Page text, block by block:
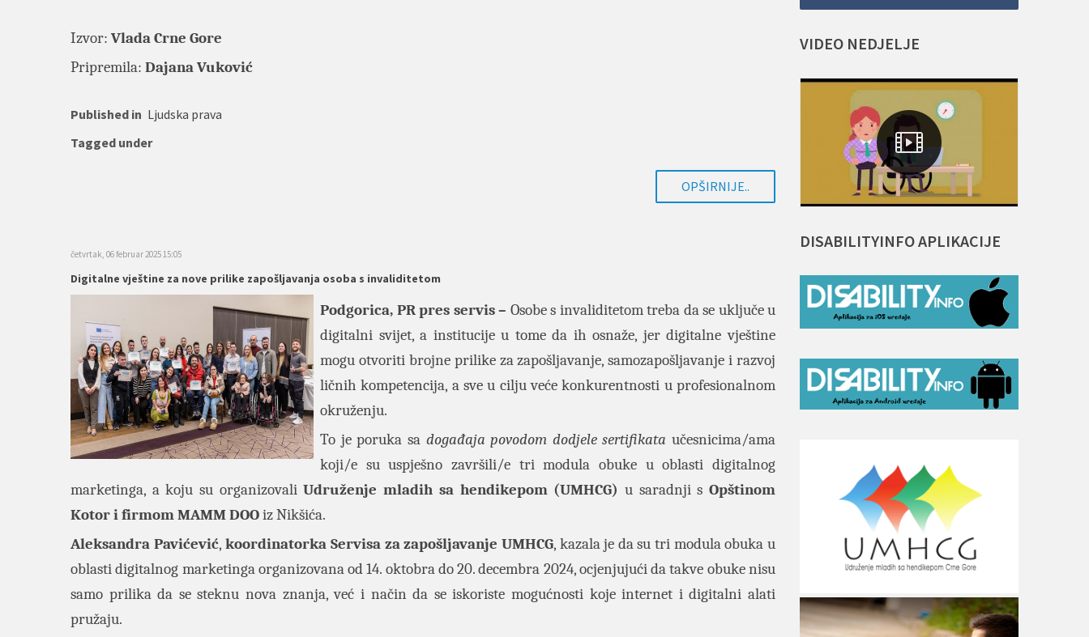
Izvor: Vlada Crne Gore
Pripremila: Dajana Vuković
Published in Ljudska prava
Tagged under
OPŠIRNIJE..
četvrtak, 06 februar 2025 15:05
Digitalne vještine za nove prilike zapošljavanja osoba s invaliditetom
Podgorica, PR pres servis – Osobe s invaliditetom treba da se uključe u
digitalni svijet, a institucije u tome da ih osnaže, jer digitalne vještine
mogu otvoriti brojne prilike za zapošljavanje, samozapošljavanje i razvoj
ličnih kompetencija, a sve u cilju veće konkurentnosti u profesionalnom
okruženju.
To je poruka sa događaja povodom dodjele sertifikata učesnicima/ama
koji/e su uspješno završili/e tri modula obuke u oblasti digitalnog
marketinga, a koju su organizovaliUdruženje mladih sa hendikepom (UMHCG) u saradnji sOpštinom
Kotor i firmom MAMM DOOiz Nikšića.
Aleksandra Pavićević, koordinatorka Servisa za zapošljavanje UMHCG, kazala je da su tri modula obuka u
oblasti digitalnog marketinga organizovana od 14. oktobra do 20. decembra 2024, ocjenjujući da takve obuke nisu
samo prilika da se steknu nova znanja, već i način da se iskoriste mogućnosti koje internet i digitalni alati
pružaju.
VIDEO NEDJELJE
DISABILITYINFOAPLIKACIJE